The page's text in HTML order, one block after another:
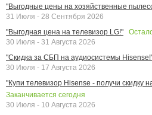
"Выгодные цены на хозяйственные
31 Июля - 28 Сентября 2026
"Выгодная цена на телевизор LG!"
30 Июля - 31 Августа 2026
"Скидка за СБП на аудиосистемы
30 Июля - 17 Августа 2026
"Купи телевизор Hisense - получи скидку
Заканчивается сегодня
30 Июля - 10 Августа 2026